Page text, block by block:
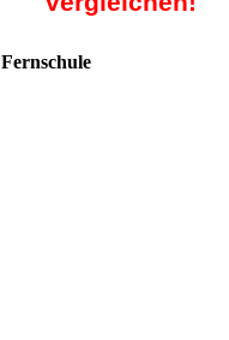
Fernschule